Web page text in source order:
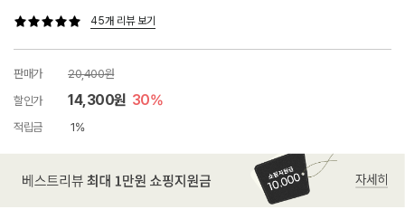
45개 리뷰 보기
판매가
20,400원
할인가
14,300원 30%
적립금 1%